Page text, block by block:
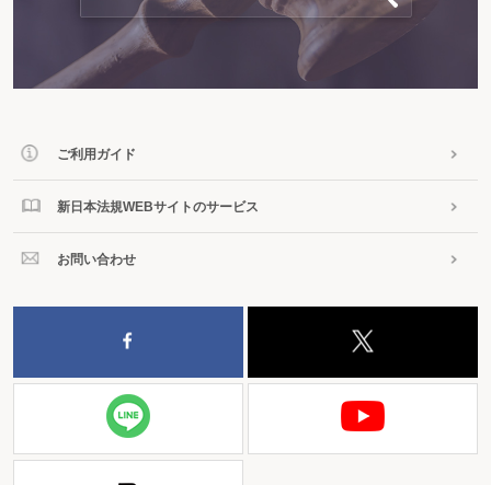
ご利用ガイド
新日本法規WEBサイトのサービス
お問い合わせ